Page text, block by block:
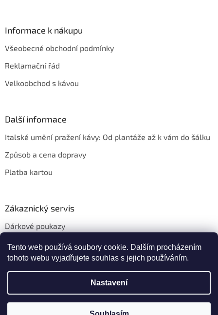
Tento web používá soubory cookie. Dalším procházením
tohoto webu vyjadřujete souhlas s jejich používáním.
Nastavení
Informace k nákupu
Všeobecné obchodní podmínky
Reklamační řád
Velkoobchod s kávou
Další informace
Italské umění pražení kávy: Od plantáže až k vám do šálku
Způsob a cena dopravy
Platba kartou
Zákaznický servis
Dárkové poukazy
Věrnostní slevy
Vytvořil Shoptet